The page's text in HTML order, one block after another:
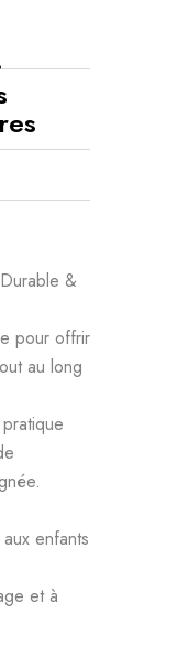
&
pour offrir
au long
enfants
et à